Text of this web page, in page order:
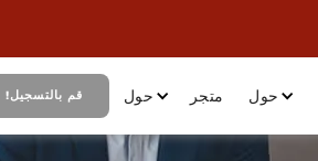
حول متجر حول قم بالتسجيل!